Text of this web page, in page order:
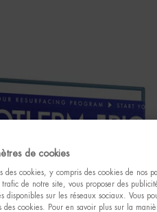
de cookies
des cookies, y compris des cookies de nos
trafic de notre site, vous proposer des
disponibles sur les réseaux sociaux. Vous
des cookies. Pour en savoir plus sur la